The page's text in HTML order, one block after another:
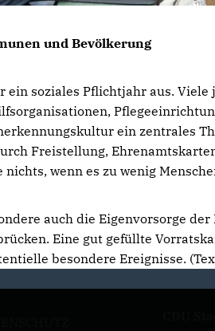
und Bevölkerung
ein soziales Pflichtjahr aus.
ein zentrales
Freistellung,
wenn es zu wenig
auch die Eigenvorsorge
Eine gut gefüllte
besondere Ereignisse.